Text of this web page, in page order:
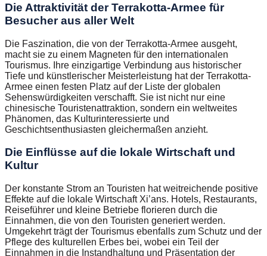
Die Attraktivität der Terrakotta-Armee für
Besucher aus aller Welt
Die Faszination, die von der Terrakotta-Armee ausgeht,
macht sie zu einem Magneten für den internationalen
Tourismus. Ihre einzigartige Verbindung aus historischer
Tiefe und künstlerischer Meisterleistung hat der Terrakotta-
Armee einen festen Platz auf der Liste der globalen
Sehenswürdigkeiten verschafft. Sie ist nicht nur eine
chinesische Touristenattraktion, sondern ein weltweites
Phänomen, das Kulturinteressierte und
Geschichtsenthusiasten gleichermaßen anzieht.
Die Einflüsse auf die lokale Wirtschaft und
Kultur
Der konstante Strom an Touristen hat weitreichende positive
Effekte auf die lokale Wirtschaft Xi’ans. Hotels, Restaurants,
Reiseführer und kleine Betriebe florieren durch die
Einnahmen, die von den Touristen generiert werden.
Umgekehrt trägt der Tourismus ebenfalls zum Schutz und der
Pflege des kulturellen Erbes bei, wobei ein Teil der
Einnahmen in die Instandhaltung und Präsentation der